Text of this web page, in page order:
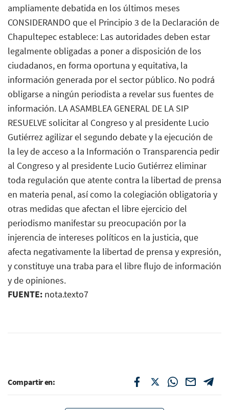
ampliamente debatida en los últimos meses
CONSIDERANDO que el Principio 3 de la Declaración de
Chapultepec establece: Las autoridades deben estar
legalmente obligadas a poner a disposición de los
ciudadanos, en forma oportuna y equitativa, la
información generada por el sector público. No podrá
obligarse a ningún periodista a revelar sus fuentes de
información. LA ASAMBLEA GENERAL DE LA SIP
RESUELVE solicitar al Congreso y al presidente Lucio
Gutiérrez agilizar el segundo debate y la ejecución de
la ley de acceso a la Información o Transparencia pedir
al Congreso y al presidente Lucio Gutiérrez eliminar
toda regulación que atente contra la libertad de prensa
en materia penal, así como la colegiación obligatoria y
otras medidas que afectan el libre ejercicio del
periodismo manifestar su preocupación por la
injerencia de intereses políticos en la justicia, que
afecta negativamente la libertad de prensa y expresión,
y constituye una traba para el libre flujo de información
y de opiniones.
FUENTE: nota.texto7
Compartir en: